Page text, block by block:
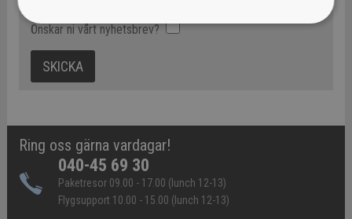
Önskar ni vårt nyhetsbrev?
Ring oss gärna vardagar!
040-45 69 30
Paketresor 09.00 - 17.00 (lunch 12-13)
Flygsupport 10.00 - 15.00 (lunch 12-13)